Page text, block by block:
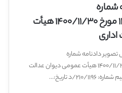
شماره
۱۴۰۰۰۹۹۷۰۹۰۵۸۱۳۱۱۱ مورخ ۱۴۰۰/۱۱/۳۰ هیأت
دادنامه شماره
۱۴۰۰۰۹۹۷۰۹۰۵۸۱۳۱۱۱ مورخ ۱۴۰۰/۱۱/۳۰ هیأت عمومی دیوان عدالت
د تاریخ:…